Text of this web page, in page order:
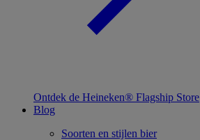
Ontdek de Heineken® Flagship Store
Blog
Soorten en stijlen bier